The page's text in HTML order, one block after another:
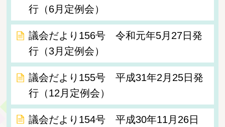
行（6月定例会）
議会だより156号 令和元年5月27日発
行（3月定例会）
議会だより155号 平成31年2月25日発
行（12月定例会）
議会だより154号 平成30年11月26日